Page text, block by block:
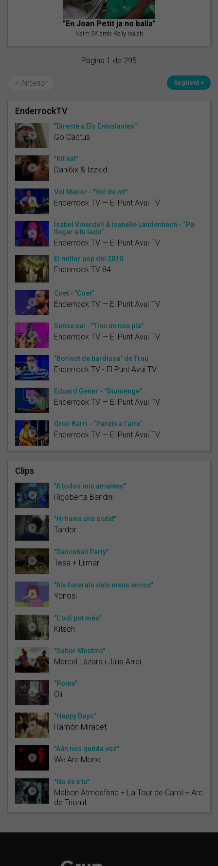
"En Joan Petit ja no balla"
Naim SK amb Kelly Isaiah
Pàgina 1 de 295
< Anterior Següent >
EnderrockTV
"Directe a Els Entusiastes"
Go Cactus
"Kit kat"
Dani6ix & Izzkid
Vol Menor - "Vol de nit"
Enderrock TV — El Punt Avui TV
Isabel Vinardell & Isabelle Laudenbach - “Pa
llegar a tu lado”
Enderrock TV — El Punt Avui TV
El millor pop del 2010
Enderrock TV 84
Coet - "Coet"
Enderrock TV — El Punt Avui TV
Sense sal - "Tinc un nou pla”
Enderrock TV — El Punt Avui TV
"Borinot de bardissa" de Trau
Enderrock TV - El Punt Avui TV
Eduard Gener - “Diumenge”
Enderrock TV — El Punt Avui TV
Oriol Barri - “Parets a l’aire”
Enderrock TV — El Punt Avui TV
Clips
"A todos mis amantes"
Rigoberta Bandini
"Hi havia una ciutat"
Tardor
"Dancehall Party"
Tesa + Lïlmar
"Als funerals dels meus amics"
Ypnosi
"L'odi pot més"
Kitsch
"Sabor Mestizo"
Marcel Làzara i Júlia Arrei
"Polea"
Oli
"Happy Days"
Ramón Mirabet
"Aún nos queda voz"
We Are Mono
"No és x tu"
Malson Atmosfèric + La Tour de Carol + Arc
de Triomf